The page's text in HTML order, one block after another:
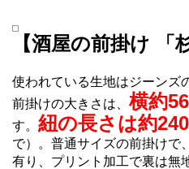
【酒屋の前掛け 「
使われている生地はジーンズ
前掛けの大きさは、 横約
す。 紐の長さは約
で）。普通サイズの前掛けで
有り、プリント加工で裏は無